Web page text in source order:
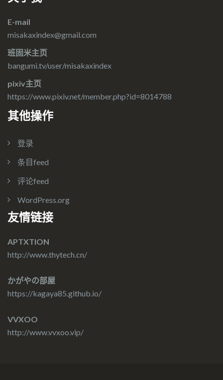
E-mail
misakaxindex@gmail.com
班固米主页
bangumi.tv/user/misakaxindex
pixiv主页
https://www.pixiv.net/member.php?id=8014788
其他操作
登录
条目feed
评论feed
WordPress.org
友情链接
APTXTION
http://www.thytech.cn/
かがやの部屋
https://kagaya85.github.io/
VVXOO
http://www.vvxoo.vip/